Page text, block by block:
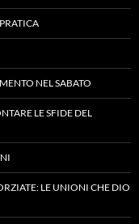
NEL SABATO
LE SFIDE DEL
LE UNIONI CHE DIO